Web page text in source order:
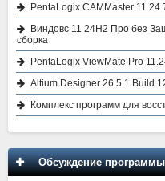
PentaLogix CAMMaster
Виндовс 11 24H2 Про без
сборка
PentaLogix ViewMate Pro
Altium Designer 26.5.1 Build
Комплекс программ для
Обсуждение программы